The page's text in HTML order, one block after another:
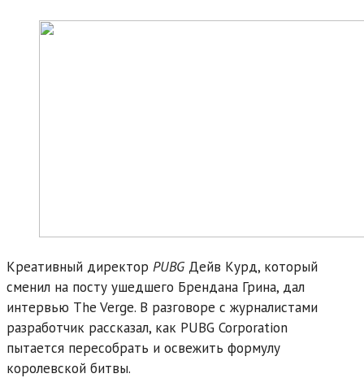
Креативный директор PUBGДейв Курд, который
сменил на посту ушедшего Брендана Грина, дал
интервью The Verge. В разговоре с журналистами
разработчик рассказал, как PUBG Corporation
пытается пересобрать и освежить формулу
королевской битвы.